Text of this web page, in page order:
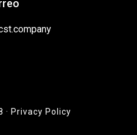
· Privacy Policy